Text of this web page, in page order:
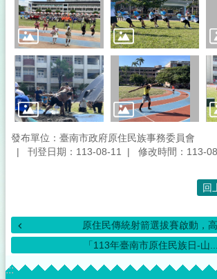
發布單位：臺南市政府原住民族事務委員會
刊登日期：113-08-11
修改時間：113-
回
原住民傳統射箭選拔賽啟動，高
「113年臺南市原住民族日-山...
:::